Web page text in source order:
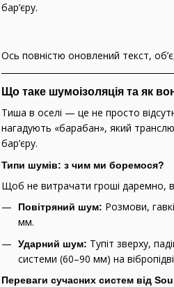
бар’єру.
Ось повністю оновлений текст,
Що таке шумоізоляція та як
Тиша в оселі — це не просто
нагадують «барабан», який
бар’єру.
Типи шумів: з чим ми боремося?
Щоб не витрачати гроші даремно,
Повітряний шум: Розмови,
мм.
Ударний шум: Тупіт зверху,
системи (60–90 мм) на
Переваги сучасних систем від